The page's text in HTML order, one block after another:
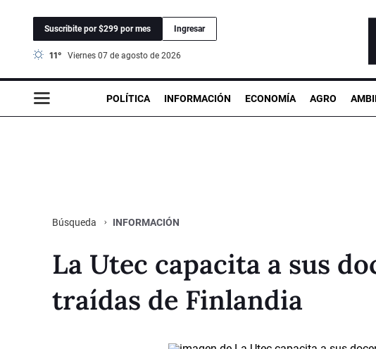
Suscribite por $299 por mes Ingresar
11° viernes 07 de agosto de 2026
POLÍTICA INFORMACIÓN ECONOMÍA AGRO
Búsqueda INFORMACIÓN
La Utec capacita a sus
traídas de Finlandia